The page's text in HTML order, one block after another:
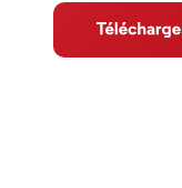
Analyse